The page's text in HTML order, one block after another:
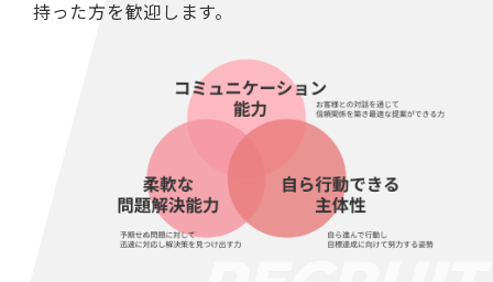
持った方を歓迎します。